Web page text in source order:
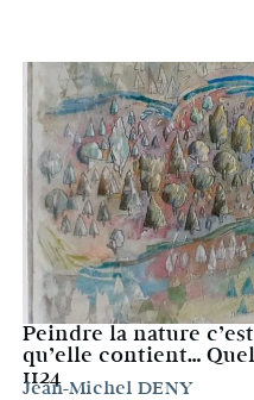
Peindre la nature
qu’elle contient…
1124
Jean-Michel DENY